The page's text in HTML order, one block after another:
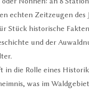
echten Zeitzeugen des
Stück historische
und der
in die Rolle eines
was im Waldgebiet